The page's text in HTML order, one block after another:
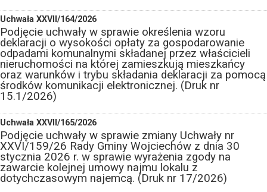
Uchwała XXVII/164/2026
Podjęcie uchwały w sprawie określenia wzoru
deklaracji o wysokości opłaty za gospodarowanie
odpadami komunalnymi składanej przez właścicieli
nieruchomości na której zamieszkują mieszkańcy
oraz warunków i trybu składania deklaracji za pomocą
środków komunikacji elektronicznej. (Druk nr
15.1/2026)
Uchwała XXVII/165/2026
Podjęcie uchwały w sprawie zmiany Uchwały nr
XXVI/159/26 Rady Gminy Wojciechów z dnia 30
stycznia 2026 r. w sprawie wyrażenia zgody na
zawarcie kolejnej umowy najmu lokalu z
dotychczasowym najemcą. (Druk nr 17/2026)